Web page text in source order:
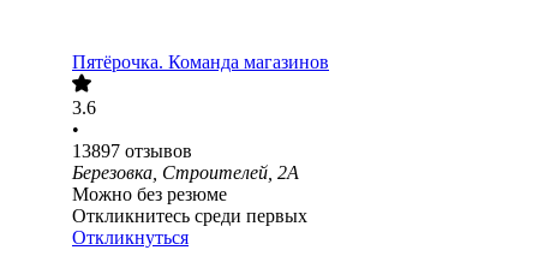
Пятёрочка. Команда магазинов
3.6
•
13897 отзывов
Березовка, Строителей, 2А
Можно без резюме
Откликнитесь среди первых
Откликнуться